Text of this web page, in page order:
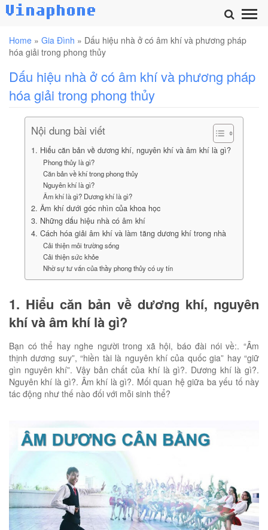
Home » Gia Đình » Dấu hiệu nhà ở có âm khí và phương pháp
hóa giải trong phong thủy
Dấu hiệu nhà ở có âm khí và phương pháp
hóa giải trong phong thủy
Nội dung bài viết
1. Hiểu căn bản về dương khí, nguyên khí và âm khí là gì?
Phong thủy là gì?
Căn bản về khí trong phong thủy
Nguyên khí là gì?
Âm khí là gì? Dương khí là gì?
2. Âm khí dưới góc nhìn của khoa học
3. Những dấu hiệu nhà có âm khí
4. Cách hóa giải âm khí và làm tăng dương khí trong nhà
Cải thiện môi trường sống
Cải thiện sức khỏe
Nhờ sự tư vấn của thầy phong thủy có uy tín
1. Hiểu căn bản về dương khí, nguyên
khí và âm khí là gì?
Bạn có thể hay nghe người trong xã hội, báo đài nói về:. “Âm
thịnh dương suy”, “hiền tài là nguyên khí của quốc gia” hay “giữ
gìn nguyên khí”. Vậy bản chất của khí là gì?. Dương khí là gì?.
Nguyên khí là gì?. Âm khí là gì?. Mối quan hệ giữa ba yếu tố này
tác động như thế nào đối với mỗi sinh thể?